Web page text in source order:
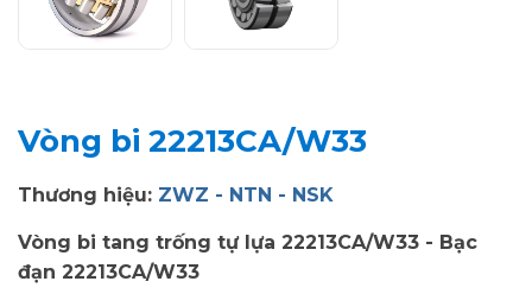
Vòng bi 22213CA/W33
Thương hiệu: ZWZ - NTN - NSK
Vòng bi tang trống tự lựa 22213CA/W33 - Bạc
đạn 22213CA/W33